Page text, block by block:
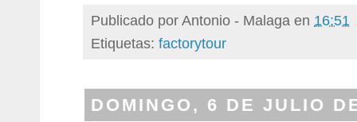
Publicado porAntonio - Malaga en 16:51
Etiquetas: factorytour
DOMINGO, 6 DE JULIO